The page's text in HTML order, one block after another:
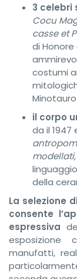
3 celebri
Cocu
casse et
di
costumi
Minotauro
il corpo
da il 1947
modellati,
della
La selezione
consente
espressiva
esposizione
manufatti,